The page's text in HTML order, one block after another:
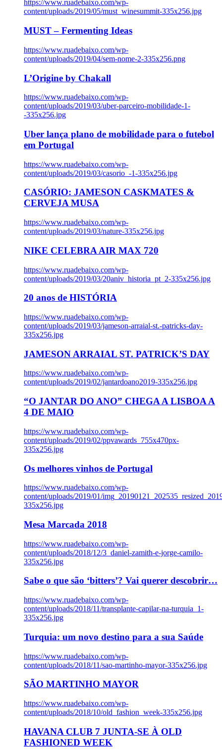
https://www.ruadebaixo.com/wp-
content/uploads/2019/05/must_winesummit-335x256.jpg
MUST – Fermenting Ideas
https://www.ruadebaixo.com/wp-
content/uploads/2019/04/sem-nome-2-335x256.png
L’Origine by Chakall
https://www.ruadebaixo.com/wp-
content/uploads/2019/03/uber-parceiro-mobilidade-1-
-335x256.jpg
Uber lança plano de mobilidade para o futebol
em Portugal
https://www.ruadebaixo.com/wp-
content/uploads/2019/03/casorio_-1-335x256.jpg
CASÓRIO: JAMESON CASKMATES &
CERVEJA MUSA
https://www.ruadebaixo.com/wp-
content/uploads/2019/03/nature-335x256.jpg
NIKE CELEBRA AIR MAX 720
https://www.ruadebaixo.com/wp-
content/uploads/2019/03/20aniv_historia_pt_2-335x256.jpg
20 anos de HISTÓRIA
https://www.ruadebaixo.com/wp-
content/uploads/2019/03/jameson-arraial-st.-patricks-day-
335x256.jpg
JAMESON ARRAIAL ST. PATRICK’S DAY
https://www.ruadebaixo.com/wp-
content/uploads/2019/02/jantardoano2019-335x256.jpg
“O JANTAR DO ANO” CHEGA A LISBOA A
4 DE MAIO
https://www.ruadebaixo.com/wp-
content/uploads/2019/02/ppvawards_755x470px-
335x256.jpg
Os melhores vinhos de Portugal
https://www.ruadebaixo.com/wp-
content/uploads/2019/01/
335x256.jpg
Mesa Marcada 2018
https://www.ruadebaixo.com/wp-
content/uploads/2018/12/3_daniel-zamith-e-jorge-camilo-
335x256.jpg
Sabe o que são ‘bitters’? Vai querer descobrir…
https://www.ruadebaixo.com/wp-
content/uploads/2018/11/transplante-capilar-na-turquia_1-
335x256.jpg
Turquia: um novo destino para a sua Saúde
https://www.ruadebaixo.com/wp-
content/uploads/2018/11/sao-martinho-mayor-335x256.jpg
SÃO MARTINHO MAYOR
https://www.ruadebaixo.com/wp-
content/uploads/2018/10/old_fashion_week-335x256.jpg
HAVANA CLUB 7 JUNTA-SE À OLD
FASHIONED WEEK